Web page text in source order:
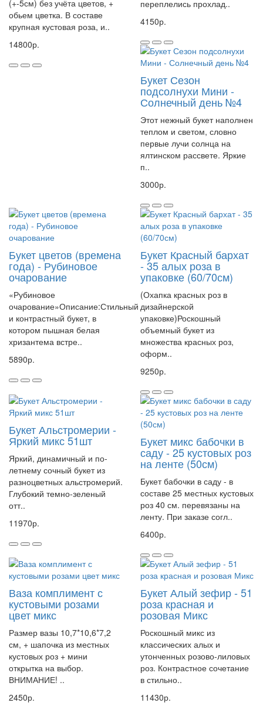
(+-5см) без учёта цветов, +
обьем цветка. В составе
крупная кустовая роза, и..
14800р.
переплелись прохлад..
4150р.
Букет Сезон
подсолнухи Мини -
Солнечный день №4
Этот нежный букет наполнен
теплом и светом, словно
первые лучи солнца на
ялтинском рассвете. Яркие
п..
3000р.
Букет цветов (времена
года) - Рубиновое
очарование
«Рубиновое
очарование»Описание:Стильный
и контрастный букет, в
котором пышная белая
хризантема встре..
5890р.
Букет Красный бархат
- 35 алых роза в
упаковке (60/70см)
(Охапка красных роз в
дизайнерской
упаковке)Роскошный
объемный букет из
множества красных роз,
оформ..
9250р.
Букет Альстромерии -
Яркий микс 51шт
Яркий, динамичный и по-
летнему сочный букет из
разноцветных альстромерий.
Глубокий темно-зеленый
отт..
11970р.
Букет микс бабочки в
саду - 25 кустовых роз
на ленте (50см)
Букет бабочки в саду - в
составе 25 местных кустовых
роз 40 см. перевязаны на
ленту. При заказе согл..
6400р.
Ваза комплимент с
кустовыми розами
цвет микс
Размер вазы 10,7*10,6*7,2
см, + шапочка из местных
кустовых роз + мини
открытка на выбор.
ВНИМАНИЕ! ..
2450р.
Букет Алый зефир - 51
роза красная и
розовая Микс
Роскошный микс из
классических алых и
утонченных розово-лиловых
роз. Контрастное сочетание
в стильно..
11430р.